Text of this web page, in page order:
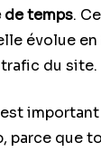
de temps.
évolue
du site.
parce que